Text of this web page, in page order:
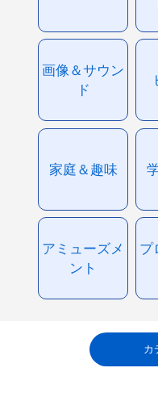
画像＆サウン
ド
家庭＆趣味
アミューズメ
ント
プ
カ